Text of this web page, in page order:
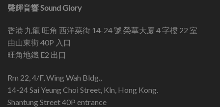
聲輝音響 Sound Glory
香港 九龍 旺角 西洋菜街 14-24 號 榮華大廈 4 字樓 22 室
由山東街 40P 入口
旺角地鐵 E2 出口
Rm 22, 4/F, Wing Wah Bldg.,
14-24 Sai Yeung Choi Street, Kln, Hong Kong.
Shantung Street 40P entrance